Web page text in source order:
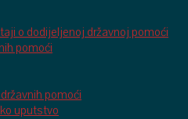
o dodijeljenoj državnoj pomoći
pomoći
pomoći
uputstvo